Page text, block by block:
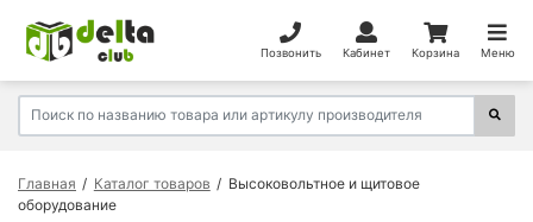
Позвонить Кабинет Корзина Меню
Главная Каталог товаров
Высоковольтное и щитовое
оборудование